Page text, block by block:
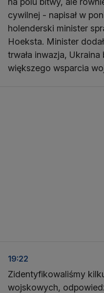
cywilnej - napisał w
holenderski minister
Hoeksta. Minister
trwała inwazja,
większego wsparcia
19:22
Zidentyfikowaliśmy
wojskowych,